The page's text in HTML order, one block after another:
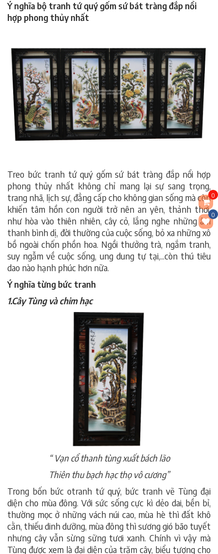
0
0
Ý nghĩa bộ tranh tứ quý gốm sứ bát tràng đắp nổi
hợp phong thủy nhất
Treo bức tranh tứ quý gốm sứ bát tràng đắp nổi hợp
phong thủy nhất không chỉ mang lại sự sang trọng,
trang nhã, lịch sự, đẳng cấp cho không gian sống mà còn
khiến tâm hồn con người trở nên an yên, thảnh thơi,
như hòa vào thiên nhiên, cây cỏ, lắng nghe những âm
thanh bình dị, đời thường của cuộc sống, bỏ xa những xô
bồ ngoài chốn phồn hoa. Ngồi thưởng trà, ngắm tranh,
suy ngẫm về cuộc sống, ung dung tự tại,...còn thú tiêu
dao nào hạnh phúc hơn nữa.
Ý nghĩa từng bức tranh
1.Cây Tùng và chim hạc
“ Vạn cổ thanh tùng xuất bách lão
Thiên thu bạch hạc thọ vô cương”
Trong bốn bức otranh tứ quý, bức tranh vẽ Tùng đại
diện cho mùa đông. Với sức sống cực kì dẻo dai, bền bỉ,
thường mọc ở những vách núi cao, mùa hè thì đất khô
cằn, thiếu dinh dưỡng, mùa đông thì sương gió bão tuyết
nhưng cây vẫn sừng sững tươi xanh. Chính vì vậy mà
Tùng được xem là đại diện của trăm cây, biểu tượng cho